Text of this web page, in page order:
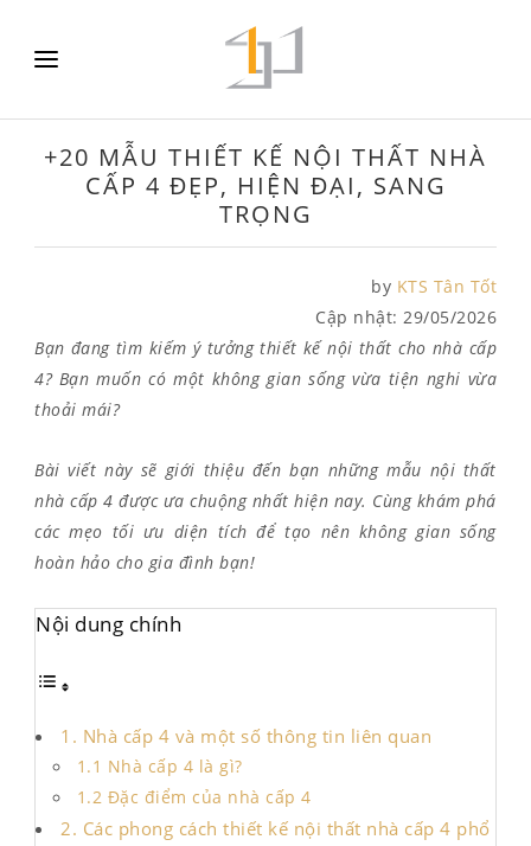
+20 MẪU THIẾT KẾ NỘI THẤT NHÀ
CẤP 4 ĐẸP, HIỆN ĐẠI, SANG
TRỌNG
by KTS Tân Tốt
Cập nhật: 29/05/2026
Bạn đang tìm kiếm ý tưởng thiết kế nội thất cho nhà cấp
4? Bạn muốn có một không gian sống vừa tiện nghi vừa
thoải mái?
Bài viết này sẽ giới thiệu đến bạn những mẫu nội thất
nhà cấp 4 được ưa chuộng nhất hiện nay. Cùng khám phá
các mẹo tối ưu diện tích để tạo nên không gian sống
hoàn hảo cho gia đình bạn!
Nội dung chính
1. Nhà cấp 4 và một số thông tin liên quan
1.1 Nhà cấp 4 là gì?
1.2 Đặc điểm của nhà cấp 4
2. Các phong cách thiết kế nội thất nhà cấp 4 phổ